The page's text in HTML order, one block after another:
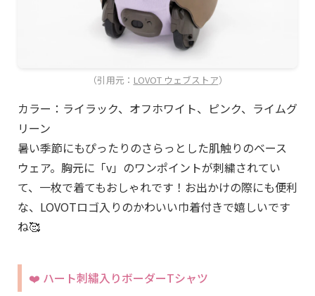
（引用元： LOVOT ウェブストア）
カラー：ライラック、オフホワイト、ピンク、ライムグ
リーン
暑い季節にもぴったりのさらっとした肌触りのベース
ウェア。胸元に「v」のワンポイントが刺繍されてい
て、一枚で着てもおしゃれです！お出かけの際にも便利
な、LOVOTロゴ入りのかわいい巾着付きで嬉しいです
ね🥰
❤️ ハート刺繡入りボーダーTシャツ